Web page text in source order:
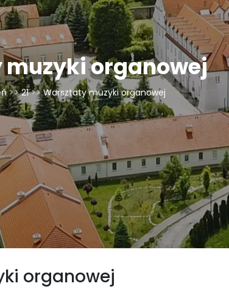
organowej
>> 21 >> Warsztaty muzyki organowej
organowej